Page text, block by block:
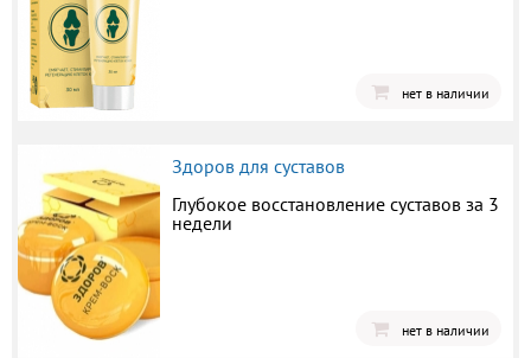
нет в наличии
Здоров для суставов
Глубокое восстановление суставов за 3
недели
нет в наличии